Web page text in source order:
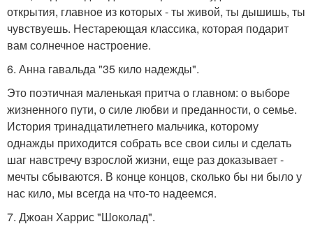
открытия, главное из которых - ты живой, ты дышишь, ты
чувствуешь. Нестареющая классика, которая подарит
вам солнечное настроение.
6. Анна гавальда "35 кило надежды".
Это поэтичная маленькая притча о главном: о выборе
жизненного пути, о силе любви и преданности, о семье.
История тринадцатилетнего мальчика, которому
однажды приходится собрать все свои силы и сделать
шаг навстречу взрослой жизни, еще раз доказывает -
мечты сбываются. В конце концов, сколько бы ни было у
нас кило, мы всегда на что-то надеемся.
7. Джоан Харрис "Шоколад".